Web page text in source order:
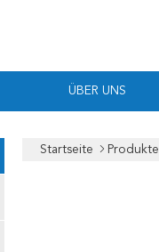
ÜBER UNS
Startseite Produkte